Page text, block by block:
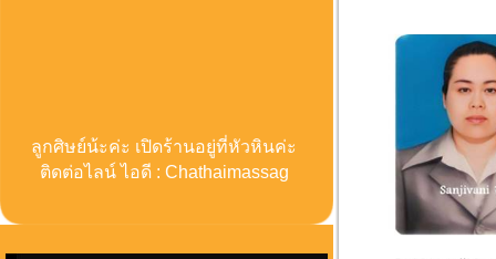
ลูกศิษย์น้ะค่ะ เปิดร้านอยู่ที่หัวหินค่ะ
ติดต่อไลน์ ไอดี : Chathaimassag